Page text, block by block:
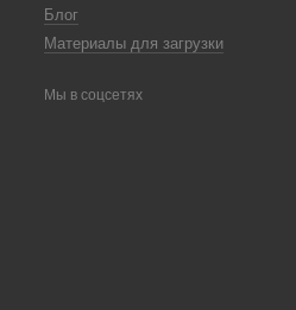
Блог
Материалы для загрузки
Мы в соцсетях